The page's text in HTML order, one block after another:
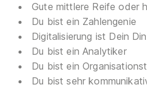
Gute mittlere Reife oder
Du bist ein Zahlengenie
Digitalisierung ist Dein
Du bist ein Analytiker
Du bist ein
Du bist sehr